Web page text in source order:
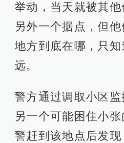
举动，当天就被其
另外一个据点，但
地方到底在哪，只
远。
警方通过调取小区
另一个可能困住小
警赶到该地点后发